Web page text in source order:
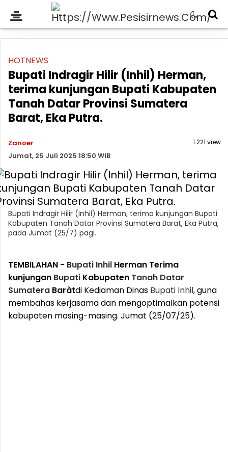
HOTNEWS
Bupati Indragir Hilir (Inhil) Herman,
terima kunjungan Bupati Kabupaten
Tanah Datar Provinsi Sumatera
Barat, Eka Putra.
Zanoer
Jumat, 25 Juli 2025 18:50 WIB
1.221 view
Bupati Indragir Hilir (Inhil) Herman, terima kunjungan Bupati
Kabupaten Tanah Datar Provinsi Sumatera Barat, Eka Putra,
pada Jumat (25/7) pagi.
TEMBILAHAN - Bupati Inhil Herman Terima
kunjungan Bupati Kabupaten Tanah Datar
Sumatera Baràtdi Kediaman Dinas Bupati Inhil, guna
membahas kerjasama dan mengoptimalkan potensi
kabupaten masing-masing. Jumat (25/07/25).